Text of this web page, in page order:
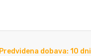
Predvidena dobava: 10 dni